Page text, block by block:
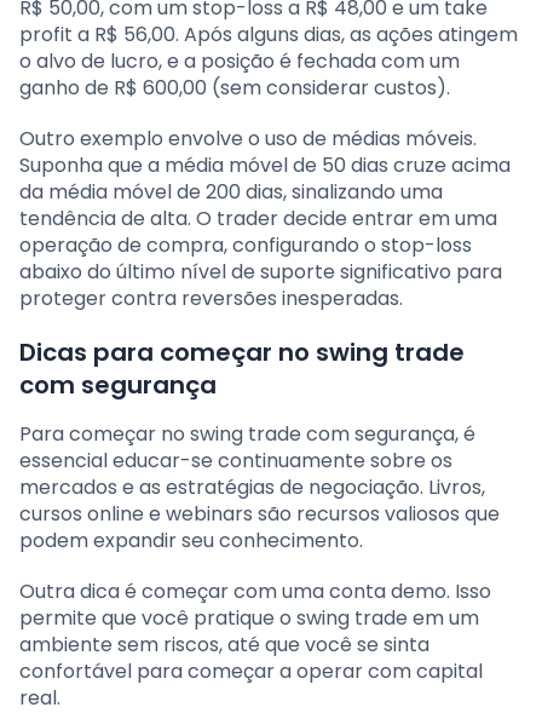
R$ 50,00, com um stop-loss a R$ 48,00 e um take
profit a R$ 56,00. Após alguns dias, as ações atingem
o alvo de lucro, e a posição é fechada com um
ganho de R$ 600,00 (sem considerar custos).
Outro exemplo envolve o uso de médias móveis.
Suponha que a média móvel de 50 dias cruze acima
da média móvel de 200 dias, sinalizando uma
tendência de alta. O trader decide entrar em uma
operação de compra, configurando o stop-loss
abaixo do último nível de suporte significativo para
proteger contra reversões inesperadas.
Dicas para começar no swing trade
com segurança
Para começar no swing trade com segurança, é
essencial educar-se continuamente sobre os
mercados e as estratégias de negociação. Livros,
cursos online e webinars são recursos valiosos que
podem expandir seu conhecimento.
Outra dica é começar com uma conta demo. Isso
permite que você pratique o swing trade em um
ambiente sem riscos, até que você se sinta
confortável para começar a operar com capital
real.